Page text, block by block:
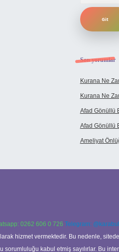
Son yorumlar
Kurana Ne
Kurana Ne
Afad Gönüllü
Afad Gönüllü
Ameliyat
0262 606 0 726 Telegram: @karabul
hizmet vermektedir. Bu nedenle,
kabul etmiş sayılırlar. Bu